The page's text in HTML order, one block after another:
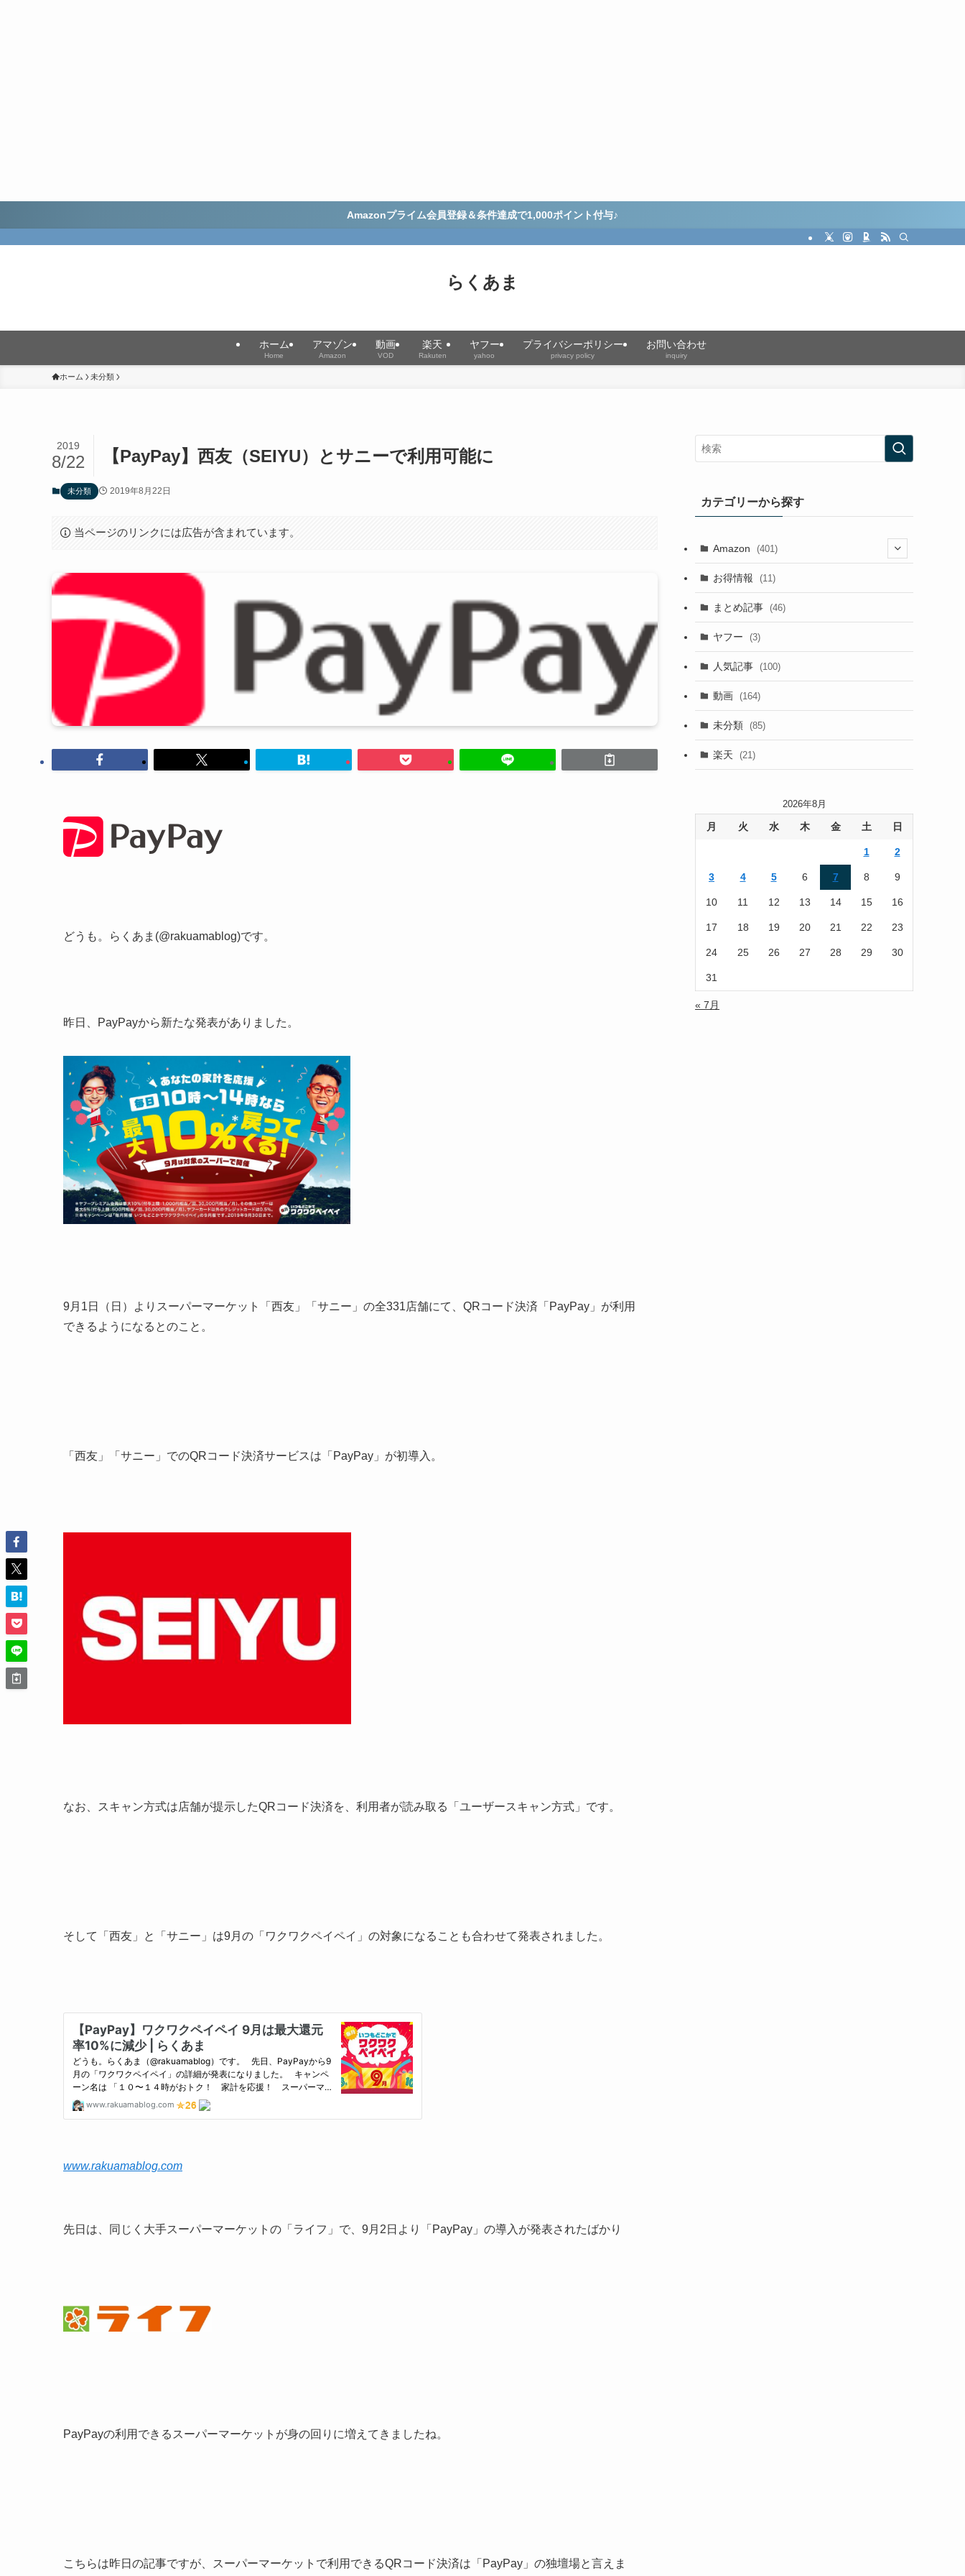
Amazonプライム会員登録＆条件達成で1,000ポイント付与♪
らくあま
ホーム
Home
アマゾン
Amazon
動画
VOD
楽天
Rakuten
ヤフー
yahoo
プライバシーポリシー
privacy policy
お問い合わせ
inquiry
ホーム 未分類
【PayPay】西友（SEIYU）とサニーで利用可能に
2019
8/22
未分類 2019年8月22日
当ページのリンクには広告が含まれています。
どうも。らくあま(@rakuamablog)です。
昨日、PayPayから新たな発表がありました。
9月1日（日）よりスーパーマーケット「西友」「サニー」の全331店舗にて、QRコード決済「PayPay」が利用
できるようになるとのこと。
「西友」「サニー」でのQRコード決済サービスは「PayPay」が初導入。
なお、スキャン方式は店舗が提示したQRコード決済を、利用者が読み取る「ユーザースキャン方式」です。
そして「西友」と「サニー」は9月の「ワクワクペイペイ」の対象になることも合わせて発表されました。
www.rakuamablog.com
先日は、同じく大手スーパーマーケットの「ライフ」で、9月2日より「PayPay」の導入が発表されたばかり
PayPayの利用できるスーパーマーケットが身の回りに増えてきましたね。
こちらは昨日の記事ですが、スーパーマーケットで利用できるQRコード決済は「PayPay」の独壇場と言えま
カテゴリーから探す
Amazon (401)
(105)
(186)
お得情報 (11)
まとめ記事 (46)
ヤフー (3)
人気記事 (100)
動画 (164)
未分類 (85)
楽天 (21)
2026年8月
月 火 水 木 金 土 日
1 2
3 4 5 6 7 8 9
10 11 12 13 14 15 16
17 18 19 20 21 22 23
24 25 26 27 28 29 30
31
« 7月